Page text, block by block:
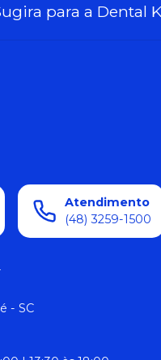
para a Dental
Atendimento
(48) 3259-1500
- SC